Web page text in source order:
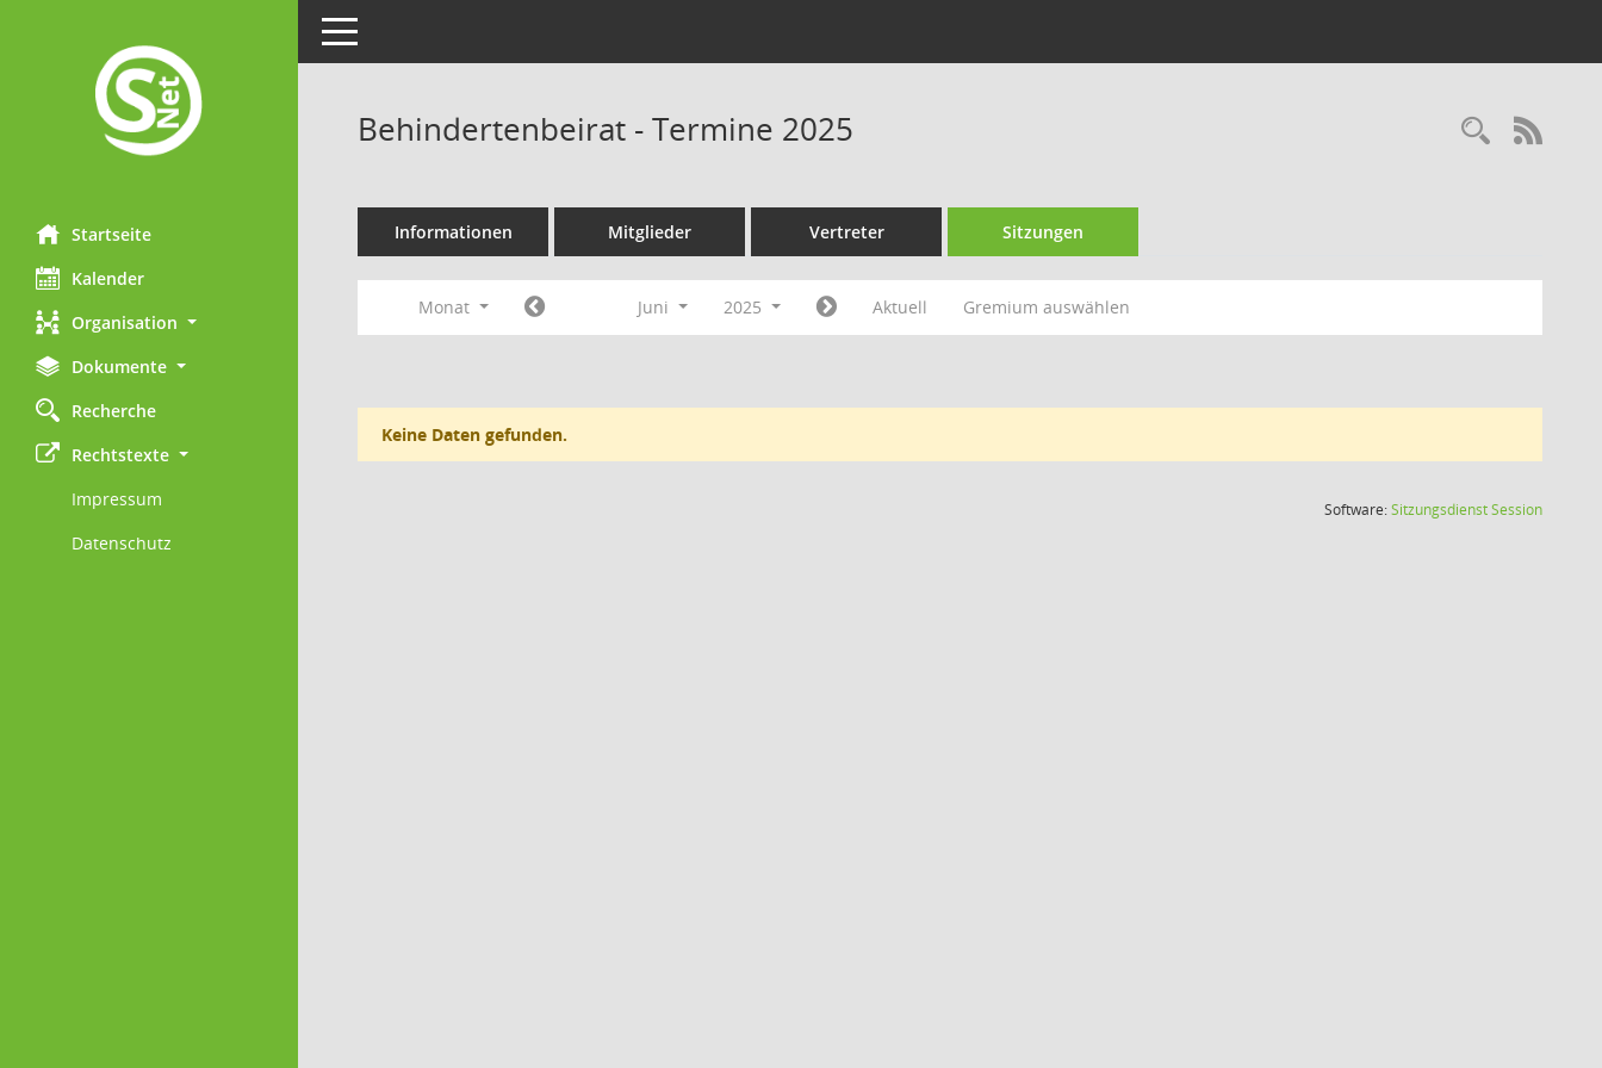
Startseite
Kalender
Organisation
Dokumente
Recherche
Rechtstexte
Impressum
Datenschutz
Toggle navigation
Behindertenbeirat - Termine 2025
Informationen Mitglieder Vertreter Sitzungen
Monat Juni 2025 Aktuell Gremium auswählen
Keine Daten gefunden.
Software:SitzungsdienstSession(Wird in